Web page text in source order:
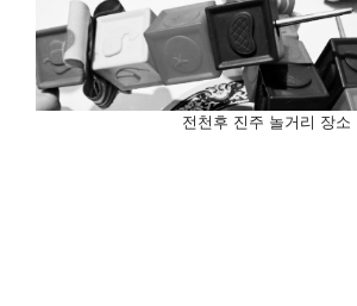
전천후 진주 놀거리 장소